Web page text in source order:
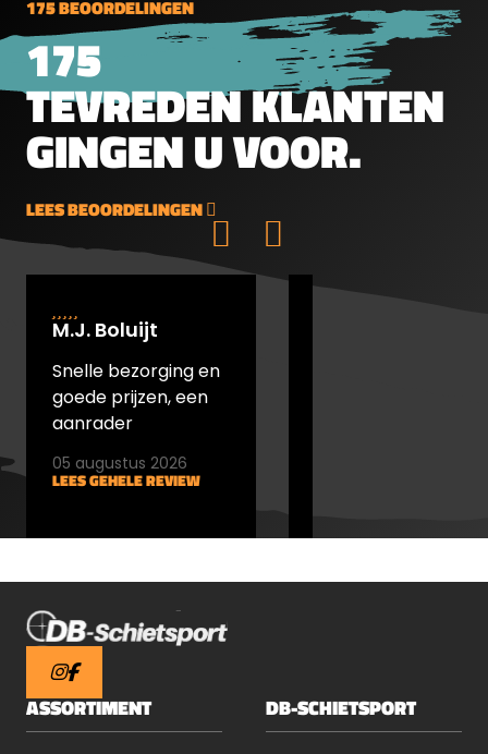
op de goede plaats zit.
175 BEOORDELINGEN
175
TEVREDEN KLANTEN
GINGEN U VOOR.
LEES BEOORDELINGEN
M.J. Boluijt
Snelle bezorging en
goede prijzen, een
aanrader
LEES GEHELE REVIEW
05 augustus 2026
ASSORTIMENT DB-SCHIETSPORT